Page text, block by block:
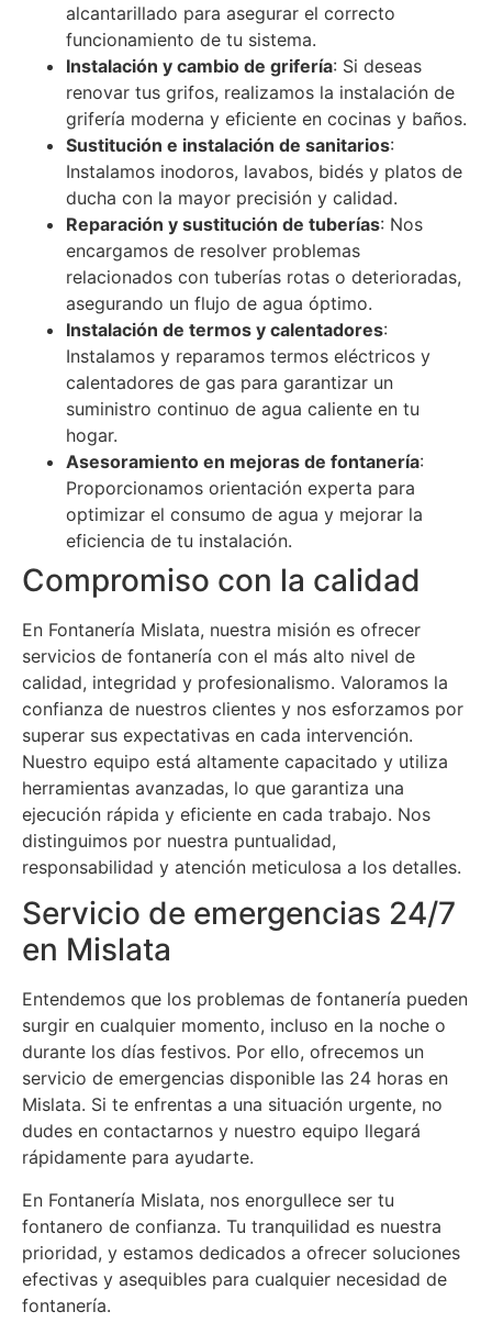
alcantarillado para asegurar el correcto
funcionamiento de tu sistema.
Instalación y cambio de grifería: Si deseas
renovar tus grifos, realizamos la instalación de
grifería moderna y eficiente en cocinas y baños.
Sustitución e instalación de sanitarios:
Instalamos inodoros, lavabos, bidés y platos de
ducha con la mayor precisión y calidad.
Reparación y sustitución de tuberías: Nos
encargamos de resolver problemas
relacionados con tuberías rotas o deterioradas,
asegurando un flujo de agua óptimo.
Instalación de termos y calentadores:
Instalamos y reparamos termos eléctricos y
calentadores de gas para garantizar un
suministro continuo de agua caliente en tu
hogar.
Asesoramiento en mejoras de fontanería:
Proporcionamos orientación experta para
optimizar el consumo de agua y mejorar la
eficiencia de tu instalación.
Compromiso con la calidad
En Fontanería Mislata, nuestra misión es ofrecer
servicios de fontanería con el más alto nivel de
calidad, integridad y profesionalismo. Valoramos la
confianza de nuestros clientes y nos esforzamos por
superar sus expectativas en cada intervención.
Nuestro equipo está altamente capacitado y utiliza
herramientas avanzadas, lo que garantiza una
ejecución rápida y eficiente en cada trabajo. Nos
distinguimos por nuestra puntualidad,
responsabilidad y atención meticulosa a los detalles.
Servicio de emergencias 24/7
en Mislata
Entendemos que los problemas de fontanería pueden
surgir en cualquier momento, incluso en la noche o
durante los días festivos. Por ello, ofrecemos un
servicio de emergencias disponible las 24 horas en
Mislata. Si te enfrentas a una situación urgente, no
dudes en contactarnos y nuestro equipo llegará
rápidamente para ayudarte.
En Fontanería Mislata, nos enorgullece ser tu
fontanero de confianza. Tu tranquilidad es nuestra
prioridad, y estamos dedicados a ofrecer soluciones
efectivas y asequibles para cualquier necesidad de
fontanería.